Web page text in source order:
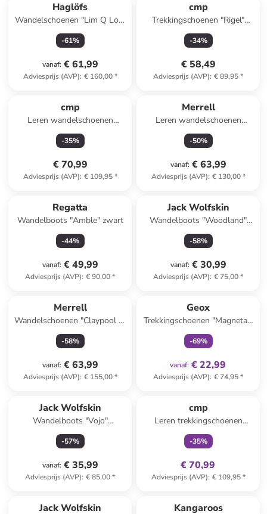
Haglöfs
Wandelschoenen "Lim Q Low
Proof Eco" kaki
-61%
vanaf: € 61,99
Adviesprijs (AVP): € 160,00*
cmp
Trekkingschoenen "Rigel"
zwart
-34%
€ 58,49
Adviesprijs (AVP): € 89,95*
cmp
Leren wandelschoenen
"Moon" groen/zwart
-35%
€ 70,99
Adviesprijs (AVP): € 109,95*
Merrell
Leren wandelschoenen
''Accentor 3'' bruin
-50%
vanaf: € 63,99
Adviesprijs (AVP): € 130,00*
Regatta
Wandelboots "Amble" zwart
-44%
vanaf: € 49,99
Adviesprijs (AVP): € 90,00*
Jack Wolfskin
Wandelboots "Woodland"
antraciet
-58%
vanaf: € 30,99
Adviesprijs (AVP): € 75,00*
Merrell
Wandelschoenen "Claypool 2"
grijs
-58%
vanaf: € 63,99
Adviesprijs (AVP): € 155,00*
Geox
Trekkingschoenen "Magnetar"
blauw/oranje
-69%
vanaf: € 22,99
Adviesprijs (AVP): € 74,95*
Jack Wolfskin
Wandelboots "Vojo"
donkerblauw
-57%
vanaf: € 35,99
Adviesprijs (AVP): € 85,00*
cmp
Leren trekkingschoenen
"Moon Low" zwart/oranje
-35%
€ 70,99
Adviesprijs (AVP): € 109,95*
Jack Wolfskin Kangaroos